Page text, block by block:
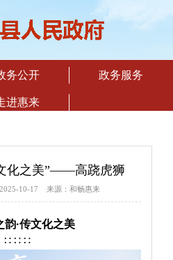
务公开 政务服务
进惠来
化之美”——高跷虎狮
10-17 来源：和畅惠来
韵·传文化之美
∷ ∷ ∷